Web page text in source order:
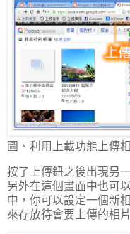
圖、利用上載功能上傳
按了上傳鈕之後出現另
另外在這個畫面中也可
中，你可以設定一個新
來存放待會要上傳的相